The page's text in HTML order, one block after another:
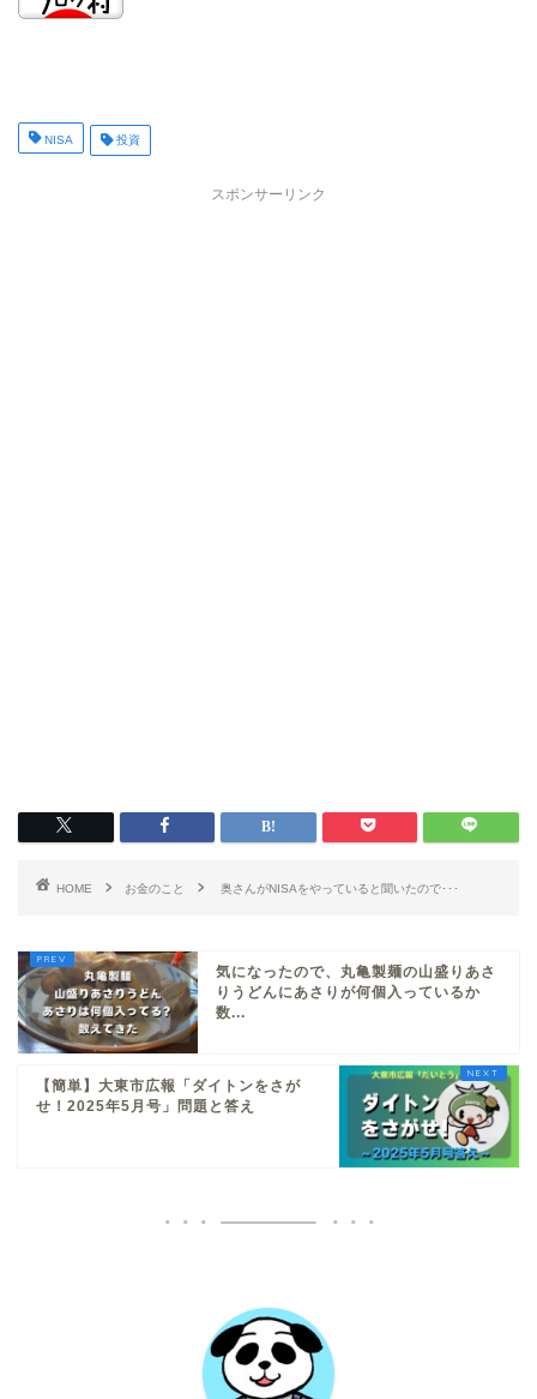
NISA 投資
スポンサーリンク
HOME お金のこと 奥さんがNISAをやっていると聞いたので･･･
気になったので、丸亀製麺の山盛りあさ
りうどんにあさりが何個入っているか
数...
【簡単】大東市広報「ダイトンをさが
せ！2025年5月号」問題と答え